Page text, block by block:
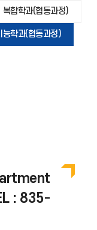
복합학과(협동과정)
능학과(협동과정)
: 835-